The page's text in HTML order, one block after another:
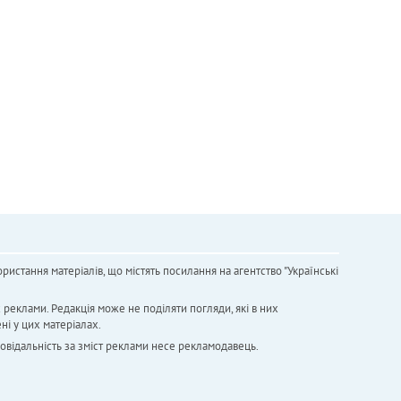
матеріалів, що містять посилання на агентство "Українськi
Редакція може не поділяти погляди, які в них
у цих матеріалах.
за зміст реклами несе рекламодавець.